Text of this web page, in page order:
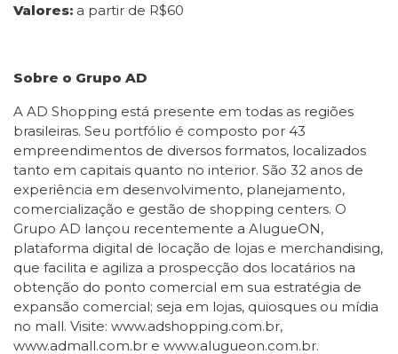
Valores: a partir de R$60
Sobre o Grupo AD
A AD Shopping está presente em todas as regiões
brasileiras. Seu portfólio é composto por 43
empreendimentos de diversos formatos, localizados
tanto em capitais quanto no interior. São 32 anos de
experiência em desenvolvimento, planejamento,
comercialização e gestão de shopping centers. O
Grupo AD lançou recentemente a AlugueON,
plataforma digital de locação de lojas e merchandising,
que facilita e agiliza a prospecção dos locatários na
obtenção do ponto comercial em sua estratégia de
expansão comercial; seja em lojas, quiosques ou mídia
no mall. Visite: www.adshopping.com.br,
www.admall.com.br e www.alugueon.com.br.